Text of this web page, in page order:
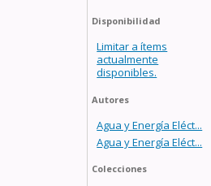
Disponibilidad
Limitar a ítems
actualmente
disponibles.
Autores
Agua y Energía Eléct...
Agua y Energía Eléct...
Colecciones